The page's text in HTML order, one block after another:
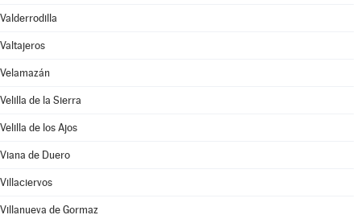
Valderrodilla
Valtajeros
Velamazán
Velilla de la Sierra
Velilla de los Ajos
Viana de Duero
Villaciervos
Villanueva de Gormaz